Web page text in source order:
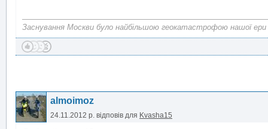
Заснування Москви було найбільшою геокатастрофою нашої ери
almoimoz
24.11.2012 р. відповів для Kvasha15